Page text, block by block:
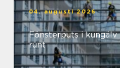
04. augusti 2026
Fönsterputs i kungälv klarare utsikt året
runt